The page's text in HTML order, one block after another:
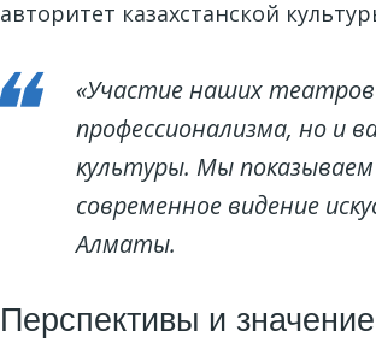
авторитет казахстанской
«Участие наших театров
профессионализма, но и
культуры. Мы
современное видение
Алматы.
Перспективы и значение